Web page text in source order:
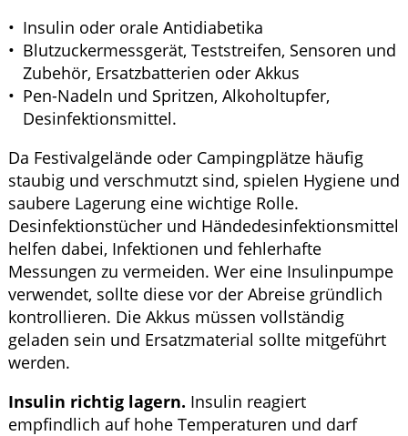
Insulin oder orale Antidiabetika
Blutzuckermessgerät, Teststreifen, Sensoren und
Zubehör, Ersatzbatterien oder Akkus
Pen-Nadeln und Spritzen, Alkoholtupfer,
Desinfektionsmittel.
Da Festivalgelände oder Campingplätze häufig
staubig und verschmutzt sind, spielen Hygiene und
saubere Lagerung eine wichtige Rolle.
Desinfektionstücher und Händedesinfektionsmittel
helfen dabei, Infektionen und fehlerhafte
Messungen zu vermeiden. Wer eine Insulinpumpe
verwendet, sollte diese vor der Abreise gründlich
kontrollieren. Die Akkus müssen vollständig
geladen sein und Ersatzmaterial sollte mitgeführt
werden.
Insulin richtig lagern. Insulin reagiert
empfindlich auf hohe Temperaturen und darf